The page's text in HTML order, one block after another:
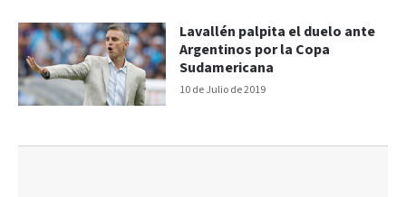
10 de Julio de 2019
Lavallén palpita el duelo ante
Argentinos por la Copa
Sudamericana